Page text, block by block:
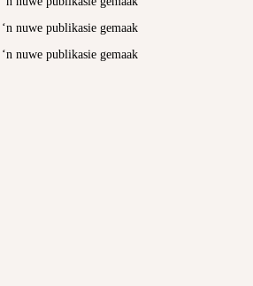
nuwe publikasie gemaak
nuwe publikasie gemaak